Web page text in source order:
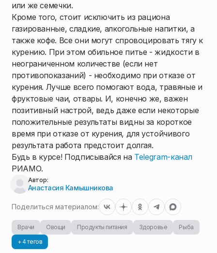
или же семечки.
Кроме того, стоит исключить из рациона
газированные, сладкие, алкогольные напитки, а
также кофе. Все они могут спровоцировать тягу к
курению. При этом обильное питье - жидкости в
неограниченном количестве (если нет
противопоказаний) - необходимо при отказе от
курения. Лучше всего помогают вода, травяные и
фруктовые чаи, отвары. И, конечно же, важен
позитивный настрой, ведь даже если некоторые
положительные результаты видны за короткое
время при отказе от курения, для устойчивого
результата работа предстоит долгая.
Будь в курсе! Подписывайся на Telegram-канал
РИАМО.
Автор:
Анастасия Камышникова
Поделиться материалом:
Врачи Овощи Продукты питания Здоровье
Рыба
+ 4 тегов